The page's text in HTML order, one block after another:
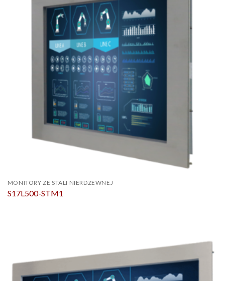
MONITORY ZE STALI NIERDZEWNEJ
S17L500-STM1